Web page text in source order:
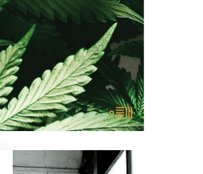
DO KOSZYKA
sprawy.